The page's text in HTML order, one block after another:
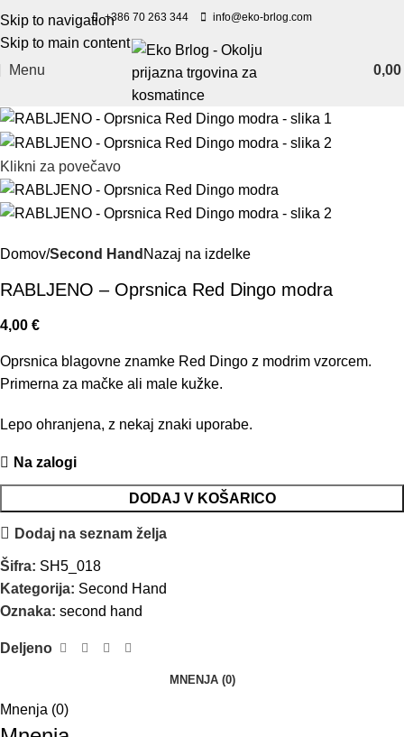
Skip to navigation
Skip to main content
+386 70 263 344 info@eko-brlog.com
Menu 0,00
Klikni za povečavo
Domov Second Hand Nazaj na izdelke
RABLJENO – Oprsnica Red Dingo modra
4,00 €
Oprsnica blagovne znamke Red Dingo z modrim vzorcem.
Primerna za mačke ali male kužke.
Lepo ohranjena, z nekaj znaki uporabe.
Na zalogi
DODAJ V KOŠARICO
Dodaj na seznam želja
Šifra: SH5_018
Kategorija: Second Hand
Oznaka: second hand
Deljeno
MNENJA (0)
Mnenja (0)